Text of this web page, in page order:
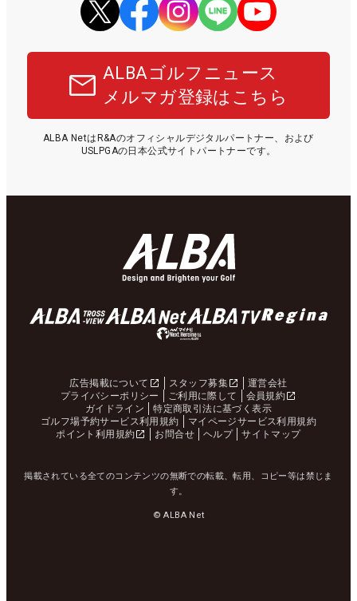
ALBAゴルフニュース
メルマガ登録はこちら
ALBA NetはR&Aのオフィシャルデジタルパートナー、および
USLPGAの日本公式サイトパートナーです。
広告掲載について スタッフ募集
運営会社
プライバシーポリシー
ご利用に際して
会員規約
ガイドライン
特定商取引法に基づく表示
ゴルフ場予約サービス利用規約
マイページサービス利用規約
ポイント利用規約
お問合せ ヘルプ サイトマップ
掲載されている全てのコンテンツの無断での転載、転用、コピー等は禁じま
す。
© ALBA Net